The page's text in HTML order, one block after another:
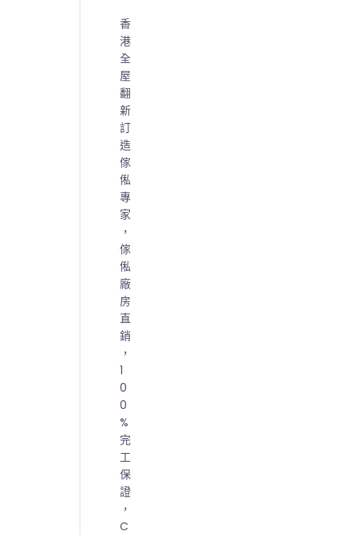
香
港
全
屋
翻
新
訂
造
傢
俬
專
家
，
傢
俬
廠
房
直
銷
，
1
0
0
%
完
工
保
證
，
C